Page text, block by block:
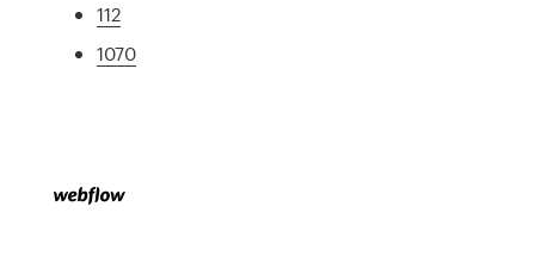
112
1070